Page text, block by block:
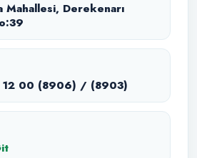
Mahallesi, Derekenarı
12 00 (8906) / (8903)